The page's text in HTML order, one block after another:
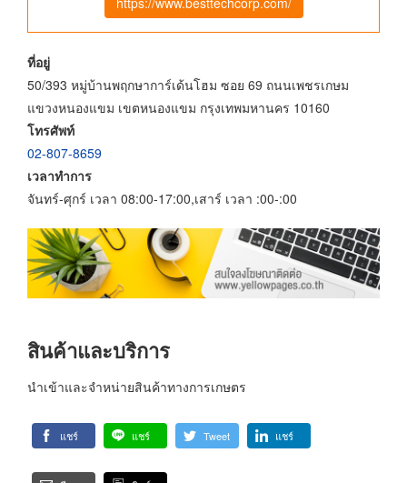
ที่อยู่
50/393 หมู่บ้านพฤกษาการ์เด้นโฮม ซอย 69 ถนนเพชรเกษม
แขวงหนองแขม เขตหนองแขม กรุงเทพมหานคร 10160
โทรศัพท์
02-807-8659
เวลาทำการ
จันทร์-ศุกร์ เวลา 08:00-17:00,เสาร์ เวลา :00-:00
สินค้าและบริการ
นำเข้าและจำหน่ายสินค้าทางการเกษตร
แชร์ แชร์ Tweet แชร์